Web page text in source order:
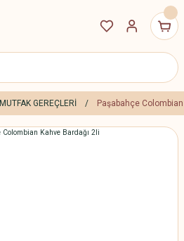
MUTFAK GEREÇLERİ Paşabahçe